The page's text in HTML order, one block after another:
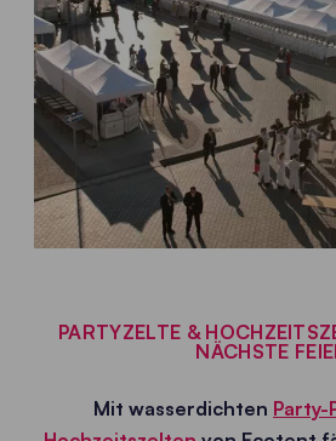
PARTYZELTE &
NÄCHSTE
Mit wasserdichten Party-